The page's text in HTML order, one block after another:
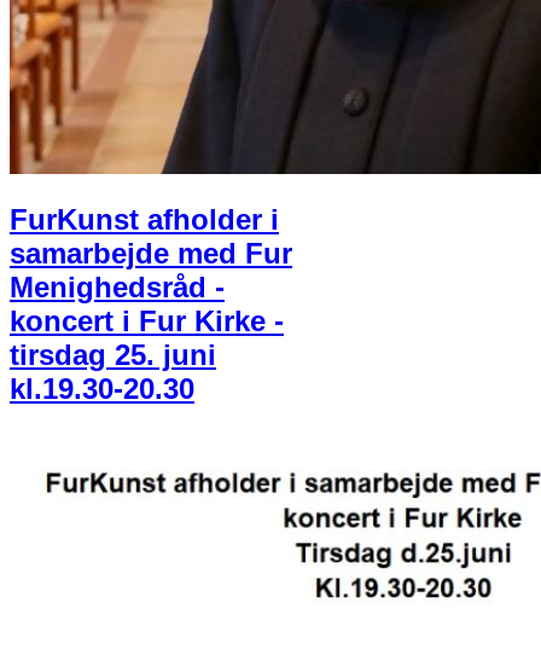
FurKunst afholder i
samarbejde med Fur
Menighedsråd -
koncert i Fur Kirke -
tirsdag 25. juni
kl.19.30-20.30